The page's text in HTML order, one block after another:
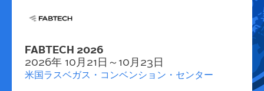
FABTECH 2026
2026年 10月21日～10月23日
米国ラスベガス・コンベンション・センター